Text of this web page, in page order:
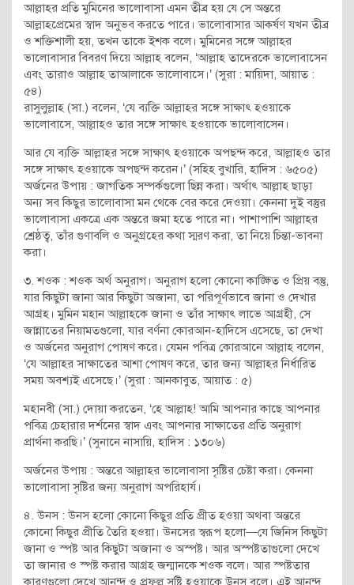
আল্লাহর প্রতি মুমিনের ভালোবাসা এমন তীব্র হয় যে সে অন্তরে
আল্লাহপ্রেমের স্বাদ অনুভব করতে পারে। ভালোবাসার আকর্ষণ যখন তীব্র
ও শক্তিশালী হয়, তখন তাকে ইশক বলে। মুমিনের সঙ্গে আল্লাহর
ভালোবাসার বিবরণ দিয়ে আল্লাহ বলেন, ‘আল্লাহ তাদেরকে ভালোবাসেন
এবং তারাও আল্লাহ তাআলাকে ভালোবাসে।’ (সুরা : মায়িদা, আয়াত :
৫৪)
রাসুলুল্লাহ (সা.) বলেন, ‘যে ব্যক্তি আল্লাহর সঙ্গে সাক্ষাৎ হওয়াকে
ভালোবাসে, আল্লাহও তার সঙ্গে সাক্ষাৎ হওয়াকে ভালোবাসেন।
আর যে ব্যক্তি আল্লাহর সঙ্গে সাক্ষাৎ হওয়াকে অপছন্দ করে, আল্লাহও তার
সঙ্গে সাক্ষাৎ হওয়াকে অপছন্দ করেন।’ (সহিহ বুখারি, হাদিস : ৬৫০৫)
অর্জনের উপায় : জাগতিক সম্পর্কগুলো ছিন্ন করা। অর্থাৎ আল্লাহ ছাড়া
অন্য সব কিছুর ভালোবাসা মন থেকে বের করে দেওয়া। কেননা দুই বস্তুর
ভালোবাসা একত্রে এক অন্তরে জমা হতে পারে না। পাশাপাশি আল্লাহর
শ্রেষ্ঠত্ব, তাঁর গুণাবলি ও অনুগ্রহের কথা স্মরণ করা, তা নিয়ে চিন্তা-ভাবনা
করা।
৩. শওক : শওক অর্থ অনুরাগ। অনুরাগ হলো কোনো কাঙ্ক্ষিত ও প্রিয় বস্তু,
যার কিছুটা জানা আর কিছুটা অজানা, তা পরিপূর্ণভাবে জানা ও দেখার
আগ্রহ। মুমিন মহান আল্লাহকে জানা ও তাঁর সাক্ষাৎ লাভে আগ্রহী, সে
জান্নাতের নিয়ামতগুলো, যার বর্ণনা কোরআন-হাদিসে এসেছে, তা দেখা
ও অর্জনের অনুরাগ পোষণ করে। যেমন পবিত্র কোরআনে আল্লাহ বলেন,
‘যে আল্লাহর সাক্ষাতের আশা পোষণ করে, তার জন্য আল্লাহর নির্ধারিত
সময় অবশ্যই এসেছে।’ (সুরা : আনকাবুত, আয়াত : ৫)
মহানবী (সা.) দোয়া করতেন, ‘হে আল্লাহ! আমি আপনার কাছে আপনার
পবিত্র চেহারার দর্শনের স্বাদ এবং আপনার সাক্ষাতের প্রতি অনুরাগ
প্রার্থনা করছি।’ (সুনানে নাসায়ি, হাদিস : ১৩০৬)
অর্জনের উপায় : অন্তরে আল্লাহর ভালোবাসা সৃষ্টির চেষ্টা করা। কেননা
ভালোবাসা সৃষ্টির জন্য অনুরাগ অপরিহার্য।
৪. উনস : উনস হলো কোনো কিছুর প্রতি প্রীত হওয়া অথবা অন্তরে
কোনো কিছুর প্রীতি তৈরি হওয়া। উনসের স্বরূপ হলো—যে জিনিস কিছুটা
জানা ও স্পষ্ট আর কিছুটা অজানা ও অস্পষ্ট। আর অস্পষ্টতাগুলো দেখে
তা জানার ও স্পষ্ট করার আগ্রহ জন্মানকে শওক বলে। আর স্পষ্টতার
কারণগুলো দেখে আনন্দ ও প্রফুল্ল সৃষ্টি হওয়াকে উনস বলে। এই আনন্দ